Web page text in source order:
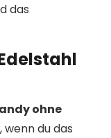
das
ohne
du das